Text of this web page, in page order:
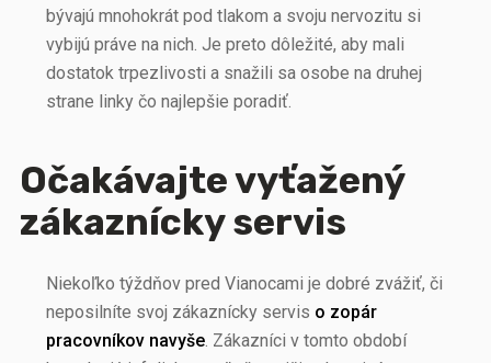
bývajú mnohokrát pod tlakom a svoju nervozitu si
vybijú práve na nich. Je preto dôležité, aby mali
dostatok trpezlivosti a snažili sa osobe na druhej
strane linky čo najlepšie poradiť.
Očakávajte vyťažený
zákaznícky servis
Niekoľko týždňov pred Vianocami je dobré zvážiť, či
neposilníte svoj zákaznícky servis o zopár
pracovníkov navyše . Zákazníci v tomto období